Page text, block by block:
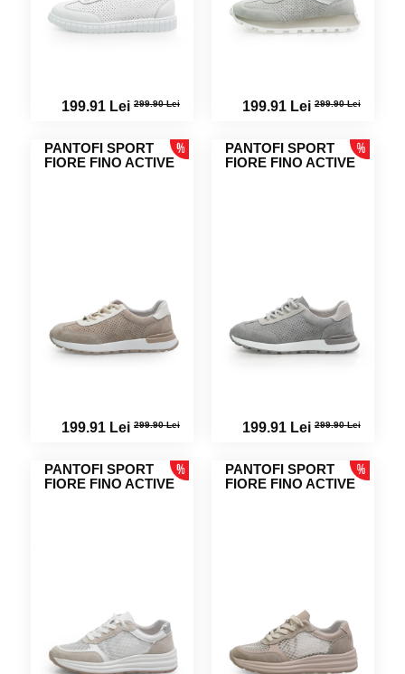
199.91 Lei 299.90 Lei 199.91 Lei299.90 Lei
PANTOFI SPORT
FIORE FINO ACTIVE
199.91 Lei 299.90 Lei
PANTOFI SPORT
FIORE FINO ACTIVE
199.91 Lei299.90 Lei
PANTOFI SPORT
FIORE FINO ACTIVE
PANTOFI SPORT
FIORE FINO ACTIVE